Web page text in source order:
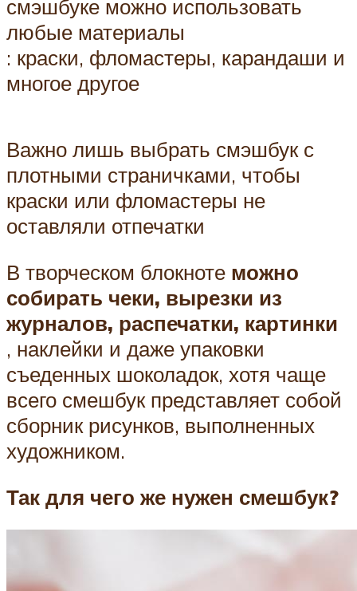
смэшбуке можно использовать
любые материалы
: краски, фломастеры, карандаши и
многое другое
Важно лишь выбрать смэшбук с
плотными страничками, чтобы
краски или фломастеры не
оставляли отпечатки
В творческом блокноте можно
собирать чеки, вырезки из
журналов, распечатки, картинки
, наклейки и даже упаковки
съеденных шоколадок, хотя чаще
всего смешбук представляет собой
сборник рисунков, выполненных
художником.
Так для чего же нужен смешбук?